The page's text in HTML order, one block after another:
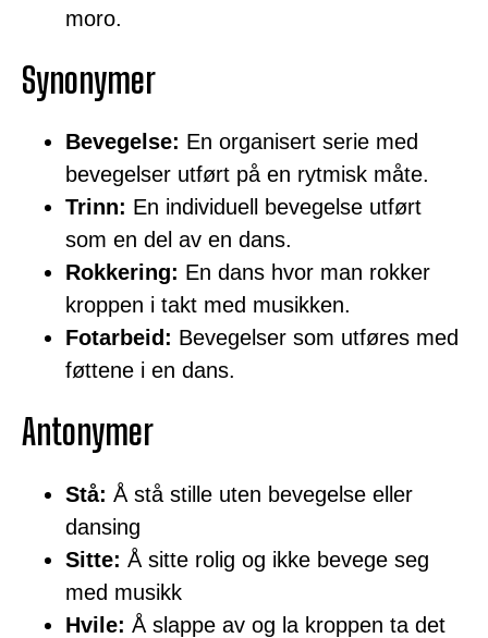
moro.
Synonymer
Bevegelse: En organisert serie med
bevegelser utført på en rytmisk måte.
Trinn: En individuell bevegelse utført
som en del av en dans.
Rokkering: En dans hvor man rokker
kroppen i takt med musikken.
Fotarbeid: Bevegelser som utføres med
føttene i en dans.
Antonymer
Stå: Å stå stille uten bevegelse eller
dansing
Sitte: Å sitte rolig og ikke bevege seg
med musikk
Hvile: Å slappe av og la kroppen ta det